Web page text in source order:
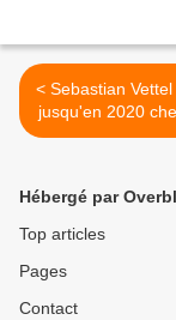
< Sebastian Vettel prolonge
jusqu'en 2020
Hébergé par
Top articles
Pages
Contact